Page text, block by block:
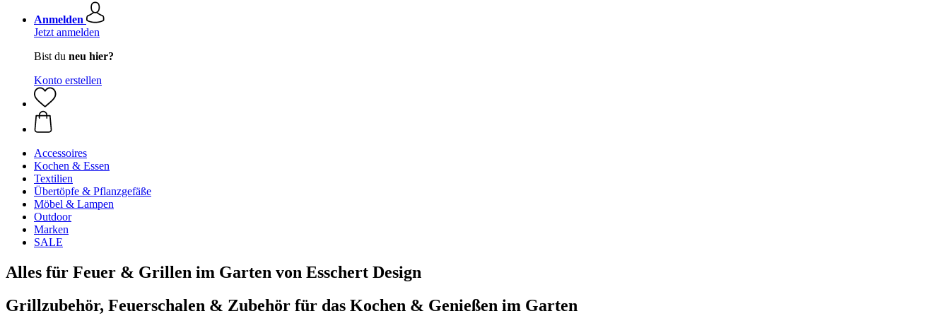
Anmelden
Jetzt anmelden
Bist du neu hier?
Konto erstellen
Accessoires
Kochen & Essen
Textilien
Übertöpfe & Pflanzgefäße
Möbel & Lampen
Outdoor
Marken
SALE
Alles für Feuer & Grillen im Garten von Esschert Design
Grillzubehör, Feuerschalen & Zubehör für das Kochen & Genießen im Garten